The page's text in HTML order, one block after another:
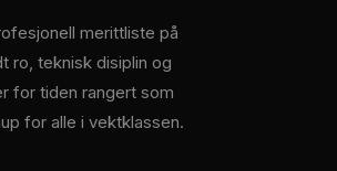
merittliste på
ro, teknisk disiplin og
for tiden rangert som
for alle i vektklassen.